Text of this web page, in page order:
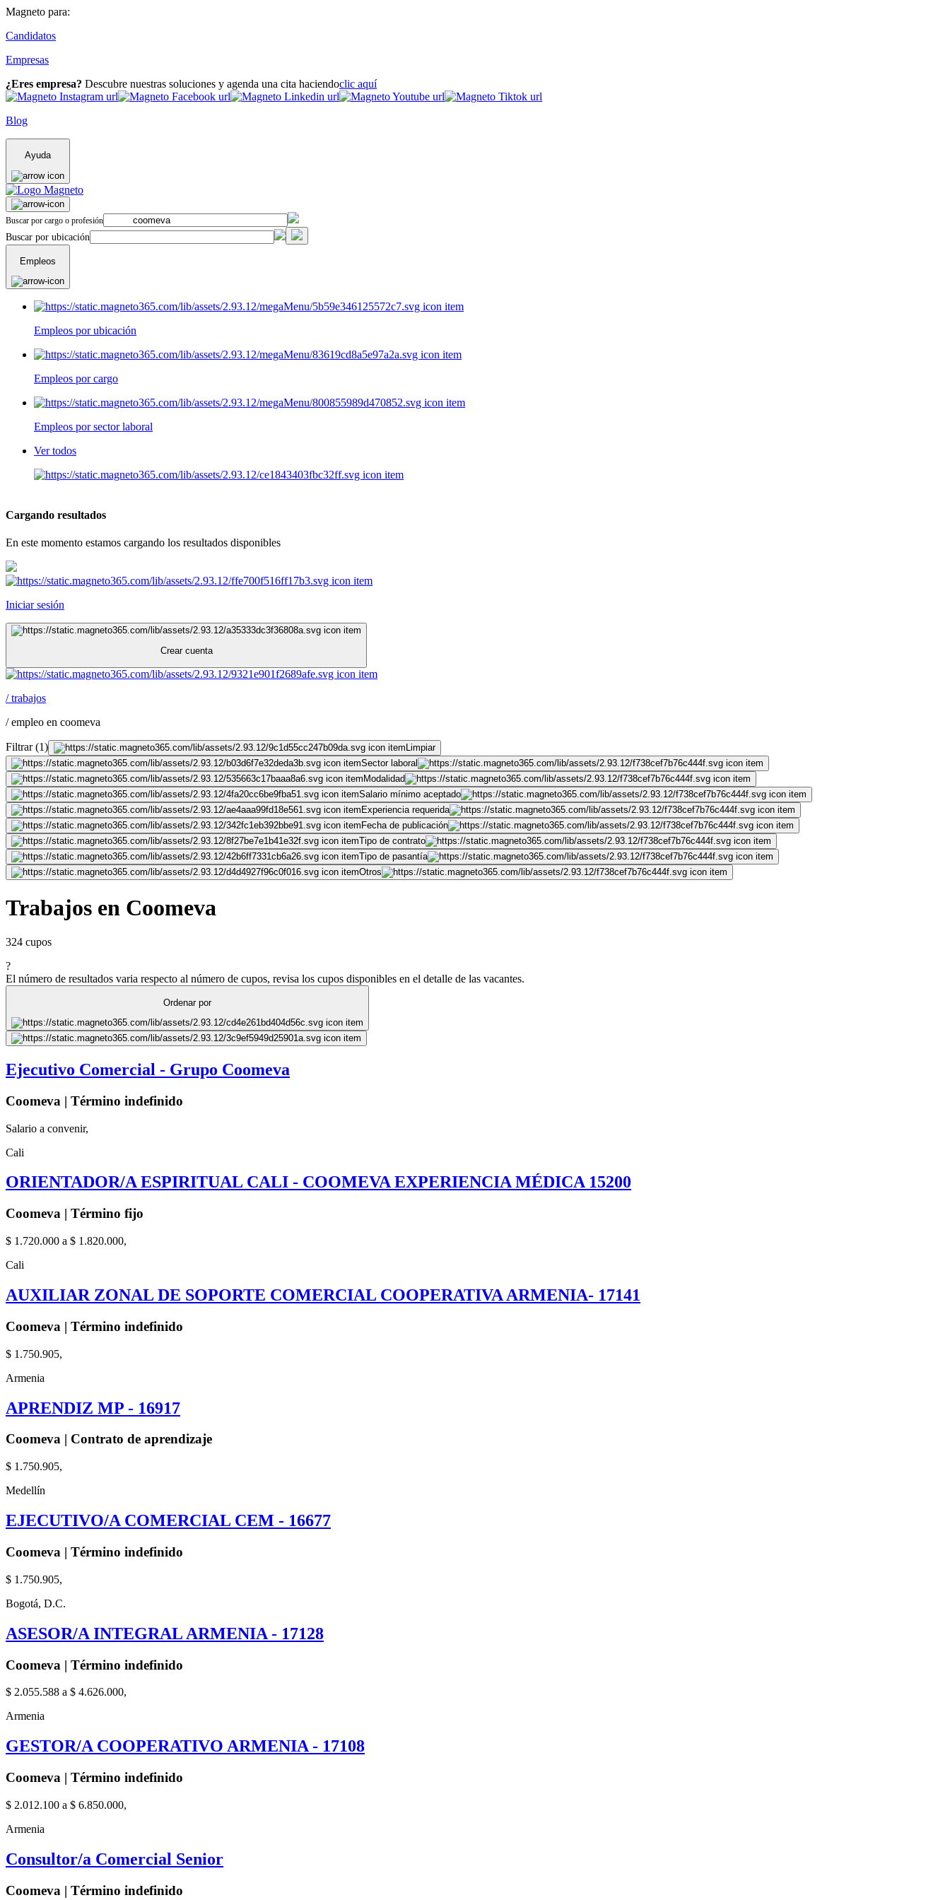
Magneto para:
Candidatos
Empresas
¿Eres empresa? Descubre nuestras soluciones y agenda una cita haciendoclic aquí
Blog
Ayuda
Buscar por cargo o profesión
Buscar por ubicación
Empleos
Empleos por ubicación
Empleos por cargo
Empleos por sector laboral
Ver todos
Cargando resultados
En este momento estamos cargando los resultados disponibles
Iniciar sesión
Crear cuenta
/trabajos
/empleo en coomeva
Filtrar(1)
Limpiar
Sector laboral
Modalidad
Salario mínimo aceptado
Experiencia requerida
Fecha de publicación
Tipo de contrato
Tipo de pasantía
Otros
Trabajos en Coomeva
324 cupos
?
El número de resultados varia respecto al número de cupos, revisa los cupos disponibles en el detalle de las vacantes.
Ordenar por
Ejecutivo Comercial - Grupo Coomeva
Coomeva | Término indefinido
Salario a convenir,
Cali
ORIENTADOR/A ESPIRITUAL CALI - COOMEVA EXPERIENCIA MÉDICA 15200
Coomeva | Término fijo
$ 1.720.000 a $ 1.820.000,
Cali
AUXILIAR ZONAL DE SOPORTE COMERCIAL COOPERATIVA ARMENIA- 17141
Coomeva | Término indefinido
$ 1.750.905,
Armenia
APRENDIZ MP - 16917
Coomeva | Contrato de aprendizaje
$ 1.750.905,
Medellín
EJECUTIVO/A COMERCIAL CEM - 16677
Coomeva | Término indefinido
$ 1.750.905,
Bogotá, D.C.
ASESOR/A INTEGRAL ARMENIA - 17128
Coomeva | Término indefinido
$ 2.055.588 a $ 4.626.000,
Armenia
GESTOR/A COOPERATIVO ARMENIA - 17108
Coomeva | Término indefinido
$ 2.012.100 a $ 6.850.000,
Armenia
Consultor/a Comercial Senior
Coomeva | Término indefinido